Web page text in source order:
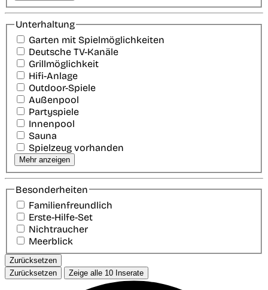
Unterhaltung
Garten mit Spielmöglichkeiten
Deutsche TV-Kanäle
Grillmöglichkeit
Hifi-Anlage
Outdoor-Spiele
Außenpool
Partyspiele
Innenpool
Sauna
Spielzeug vorhanden
Mehr anzeigen
Besonderheiten
Familienfreundlich
Erste-Hilfe-Set
Nichtraucher
Meerblick
Zurücksetzen
Zurücksetzen
Zeige alle 10 Inserate